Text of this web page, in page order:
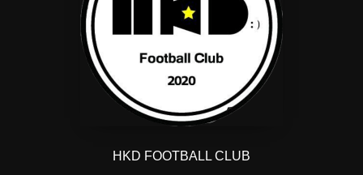
HKD FOOTBALL CLUB